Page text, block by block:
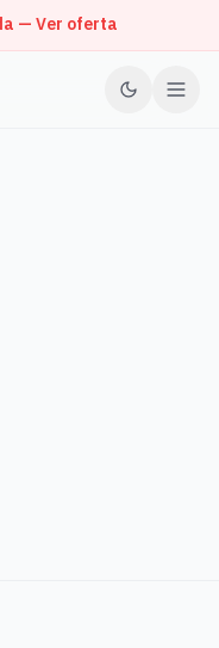
— Ver oferta